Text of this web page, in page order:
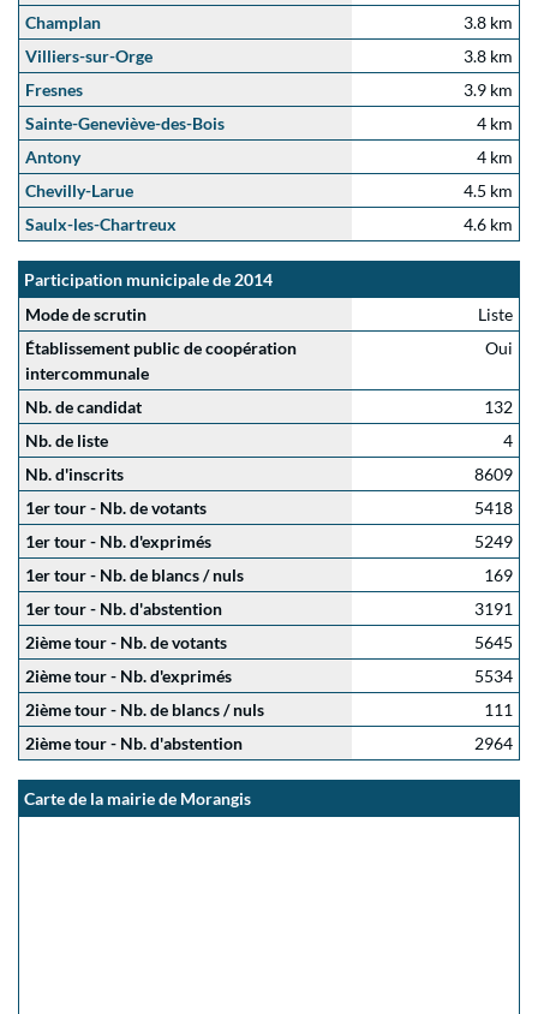
Champlan
3.8 km
Villiers-sur-Orge
3.8 km
Fresnes
3.9 km
Sainte-Geneviève-des-Bois
4 km
Antony
4 km
Chevilly-Larue
4.5 km
Saulx-les-Chartreux
4.6 km
Participation municipale de 2014
Mode de scrutin
Liste
Établissement public de coopération
intercommunale
Oui
Nb. de candidat
132
Nb. de liste
4
Nb. d'inscrits
8609
1er tour - Nb. de votants
5418
1er tour - Nb. d'exprimés
5249
1er tour - Nb. de blancs / nuls
169
1er tour - Nb. d'abstention
3191
2ième tour - Nb. de votants
5645
2ième tour - Nb. d'exprimés
5534
2ième tour - Nb. de blancs / nuls
111
2ième tour - Nb. d'abstention
2964
Carte de la mairie de Morangis